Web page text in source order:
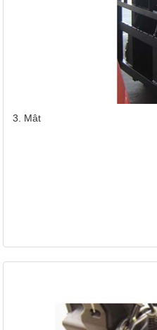
3. Mât